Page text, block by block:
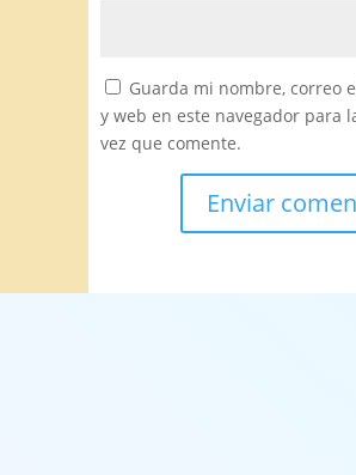
Guarda mi nombre, correo
y web en este navegador para
vez que comente.